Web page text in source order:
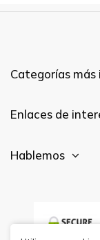
Categorías
Enlaces de
Hablemos